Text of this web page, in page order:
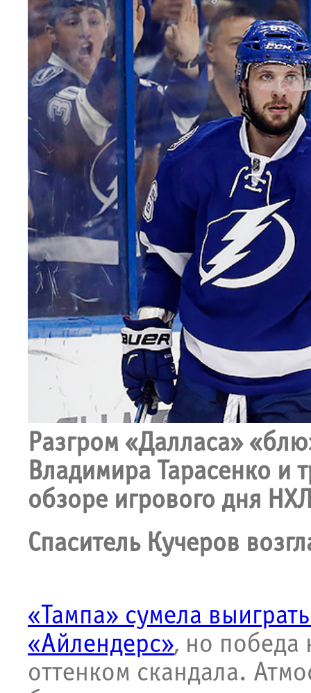
Разгром «Далласа»
Владимира Тарасенко и
обзоре игрового дня
Спаситель Кучеров
«Тампа» сумела
«Айлендерс», но победа
оттенком скандала.